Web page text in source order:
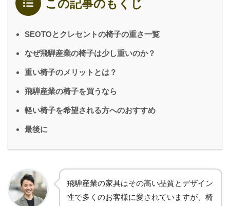
この記事のもくじ
SEOTOとクレセントの椅子の重さ一覧
なぜ飛騨産業の椅子は少し重いのか？
重い椅子のメリットとは？
飛騨産業の椅子を買うなら
軽い椅子を希望される方へのおすすめ
最後に
飛騨産業の家具はその高い品質とデザイン
性で多くのお客様に愛されていますが、椅